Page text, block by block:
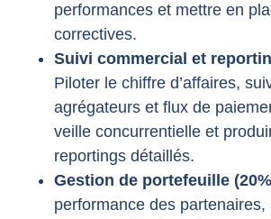
performances et mettre en
correctives.
Suivi commercial et
Piloter le chiffre d’affaires,
agrégateurs et flux de
veille concurrentielle et
reportings détaillés.
Gestion de portefeuille
performance des partenaires,